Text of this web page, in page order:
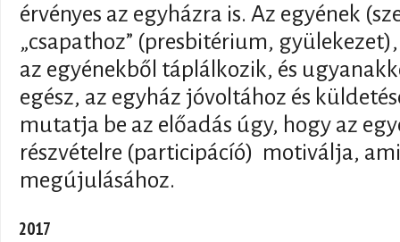
érvényes az egyházra is. Az egyének
„csapathoz” (presbitérium,
az egyénekből táplálkozik, és
egész, az egyház jóvoltához és
mutatja be az előadás úgy, hogy az
részvételre (participácíó) motiválja,
megújulásához.
2017